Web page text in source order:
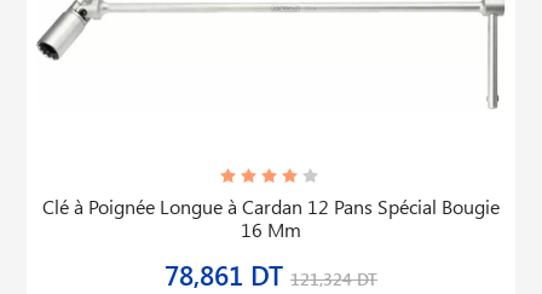
Clé à Poignée Longue à Cardan 12 Pans Spécial Bougie
16 Mm
78,861 DT 121,324 DT